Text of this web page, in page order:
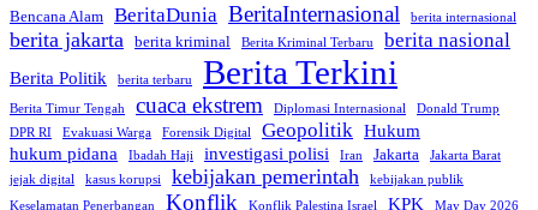
Bencana Alam BeritaDunia BeritaInternasional berita internasional
berita jakarta berita kriminal Berita Kriminal Terbaru berita nasional
Berita Politik berita terbaru Berita Terkini
Berita Timur Tengah cuaca ekstrem Diplomasi Internasional
Donald Trump
DPR RI
Evakuasi Warga Forensik Digital Geopolitik Hukum
hukum pidana
Ibadah Haji investigasi polisi Iran Jakarta
Jakarta Barat
jejak digital
kasus korupsi kebijakan pemerintah
kebijakan publik
Keselamatan Penerbangan
Konflik Konflik Palestina Israel KPK May Day 2026